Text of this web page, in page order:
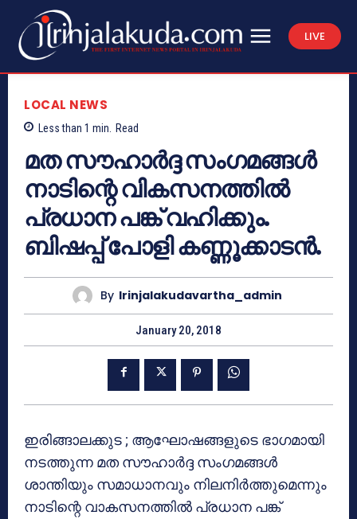
LIVE
LOCAL NEWS
Less than 1 min. Read
മത സൗഹാര്‍ദ്ദ സംഗമങ്ങള്‍
നാടിന്റെ വികസനത്തില്‍
പ്രധാന പങ്ക് വഹിക്കും.
ബിഷപ്പ് പോളി കണ്ണൂക്കാടന്‍.
By Irinjalakudavartha_admin
January 20, 2018
ഇരിങ്ങാലക്കുട ; ആഘോഷങ്ങളുടെ ഭാഗമായി
നടത്തുന്ന മത സൗഹാര്‍ദ്ദ സംഗമങ്ങള്‍
ശാന്തിയും സമാധാനവും നിലനിര്‍ത്തുമെന്നും
നാടിന്റെ വാകസനത്തില്‍ പ്രധാന പങ്ക്